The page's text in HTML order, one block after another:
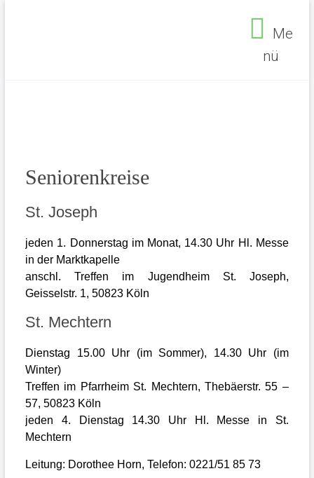
Seelsorgebereich Ehrenfeld
Senioren>Seniorenkreise
Me
nü
Seniorenkreise
St. Joseph
jeden 1. Donnerstag im Monat, 14.30 Uhr Hl. Messe
in der Marktkapelle
anschl. Treffen im Jugendheim St. Joseph,
Geisselstr. 1, 50823 Köln
St. Mechtern
Dienstag 15.00 Uhr (im Sommer), 14.30 Uhr (im
Winter)
Treffen im Pfarrheim St. Mechtern, Thebäerstr. 55 –
57, 50823 Köln
jeden 4. Dienstag 14.30 Uhr Hl. Messe in St.
Mechtern
Leitung: Dorothee Horn, Telefon: 0221/51 85 73